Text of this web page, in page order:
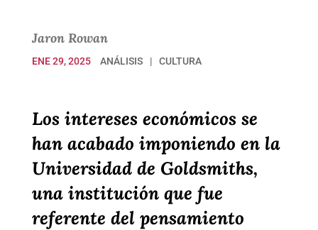
Jaron Rowan
ENE 29, 2025 ANÁLISIS CULTURA
Los intereses económicos se
han acabado imponiendo en la
Universidad de Goldsmiths,
una institución que fue
referente del pensamiento